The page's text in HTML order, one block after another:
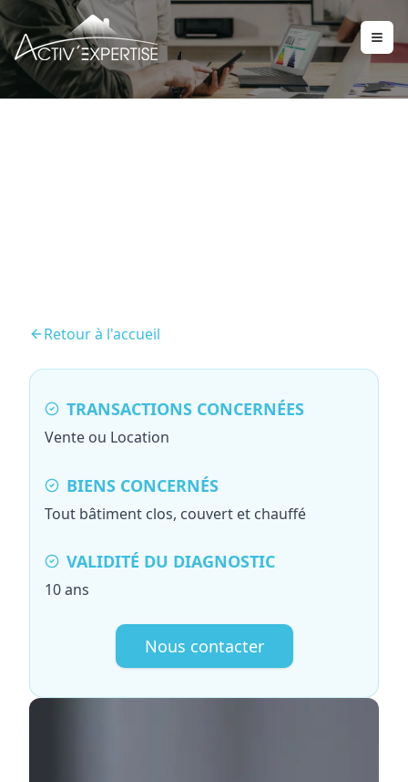
Retour à l'accueil
TRANSACTIONS CONCERNÉES
Vente ou Location
BIENS CONCERNÉS
Tout bâtiment clos, couvert et chauffé
VALIDITÉ DU DIAGNOSTIC
10 ans
Nous contacter